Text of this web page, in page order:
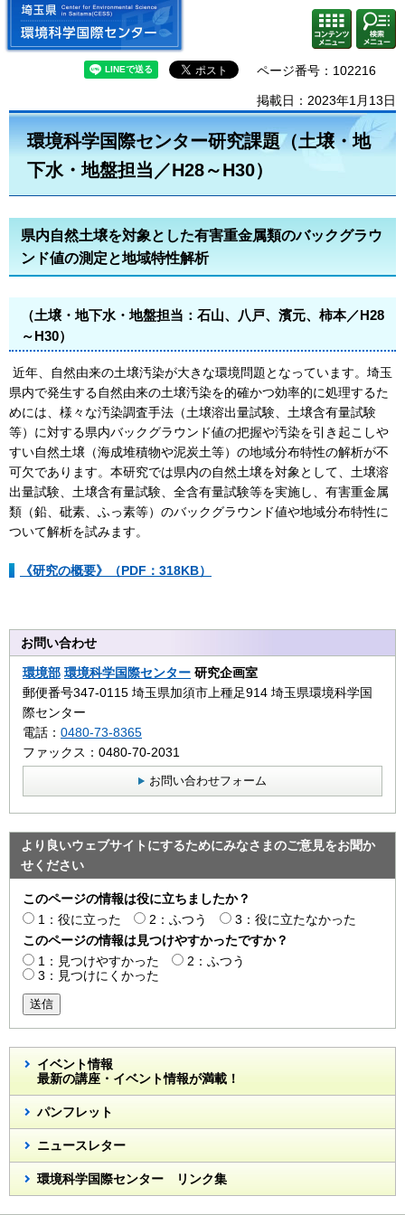
埼玉県 環境科学国際センター
コンテ
ンツメ
ニュー
検索・
共通メ
ニュー
ページ番号：102216
掲載日：2023年1月13日
環境科学国際センター研究課題（土壌・地
下水・地盤担当／H28～H30）
県内自然土壌を対象とした有害重金属類のバックグラウ
ンド値の測定と地域特性解析
（土壌・地下水・地盤担当：石山、八戸、濱元、柿本／H28
～H30）
近年、自然由来の土壌汚染が大きな環境問題となっています。埼玉
県内で発生する自然由来の土壌汚染を的確かつ効率的に処理するた
めには、様々な汚染調査手法（土壌溶出量試験、土壌含有量試験
等）に対する県内バックグラウンド値の把握や汚染を引き起こしや
すい自然土壌（海成堆積物や泥炭土等）の地域分布特性の解析が不
可欠であります。本研究では県内の自然土壌を対象として、土壌溶
出量試験、土壌含有量試験、全含有量試験等を実施し、有害重金属
類（鉛、砒素、ふっ素等）のバックグラウンド値や地域分布特性に
ついて解析を試みます。
《研究の概要》（PDF：318KB）
お問い合わせ
環境部 環境科学国際センター 研究企画室
郵便番号347-0115 埼玉県加須市上種足914 埼玉県環境科学国
際センター
電話： 0480-73-8365
ファックス：0480-70-2031
お問い合わせフォーム
より良いウェブサイトにするためにみなさまのご意見をお聞か
せください
このページの情報は役に立ちましたか？
1：役に立った
2：ふつう
3：役に立たなかった
このページの情報は見つけやすかったですか？
1：見つけやすかった
2：ふつう
3：見つけにくかった
送信
イベント情報
最新の講座・イベント情報が満載！
パンフレット
ニュースレター
環境科学国際センター リンク集